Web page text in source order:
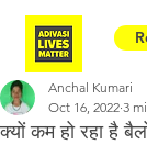
क्यों कम हो रहा है
Anchal Kumari
Oct 16, 2022 3